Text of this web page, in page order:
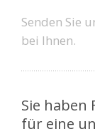
Senden Sie
bei Ihnen.
Sie haben
für eine